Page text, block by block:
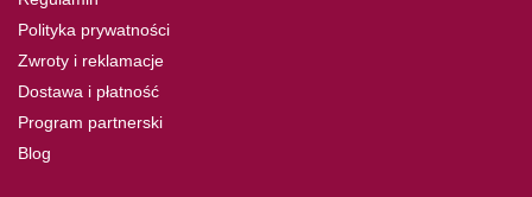
Polityka prywatności
Zwroty i reklamacje
Dostawa i płatność
Program partnerski
Blog